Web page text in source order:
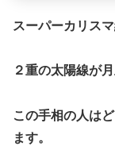
スーパーカリスマ
２重の太陽線が
この手相の人は
ます。